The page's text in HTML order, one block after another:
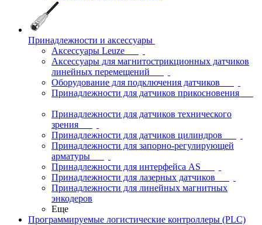
Принадлежности и аксессуары
Аксессуары Leuze
Аксессуары для магнитострикционных датчиков
линейных перемещений
Оборудование для подключения датчиков
Принадлежности для датчиков прикосновения
Принадлежности для датчиков технического
зрения
Принадлежности для датчиков цилиндров
Принадлежности для запорно-регулирующей
арматуры
Принадлежности для интерфейса AS
Принадлежности для лазерных датчиков
Принадлежности для линейных магнитных
энкодеров
Еще
Программируемые логистические контроллеры (PLC)